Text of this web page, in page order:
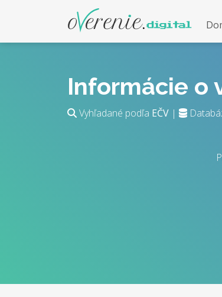
Informácie o
Vyhľadané podľa EČV |